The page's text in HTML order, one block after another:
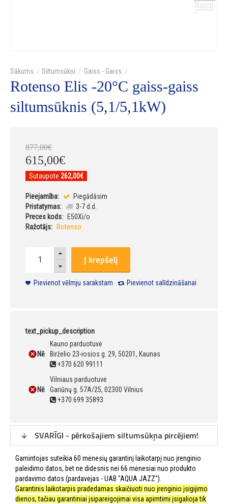
Siltumsūkņi Gaiss - Gaiss
Rotenso Elis -20°C gaiss-gaiss
siltumsūknis (5,1/5,1kW)
877,00€
615,00€
Sutaupote 262,00€
Pieejamība:
Piegādāsim
Pristatymas:
3-7 d.d.
Preces kods:
E50Xi/o
Ražotājs:
Rotenso
Į krepšelį
Pievienot vēlmju sarakstam Pievienot salīdzināšanai
text_pickup_description
Nē
Kauno parduotuvė
Birželio 23-iosios g. 29, 50201, Kaunas
+370 620 99111
Nē
Vilniaus parduotuvė
Gariūnų g. 57A/25, 02300 Vilnius
+370 699 35893
SVARĪGI - pērkošajiem siltumsūkņa pircējiem!
Gamintojas suteikia 60 mėnesių garantinį laikotarpį nuo įrenginio
paleidimo datos, bet ne didesnis nei 66 mėnesiai nuo produkto
pardavimo datos (pardavėjas - UAB "AQUA JAZZ").
Garantinis laikotarpis pradedamas skaičiuoti nuo įrenginio įsigijimo
dienos, tačiau garantiniai įsipareigojimai visa apimtimi įsigalioja tik